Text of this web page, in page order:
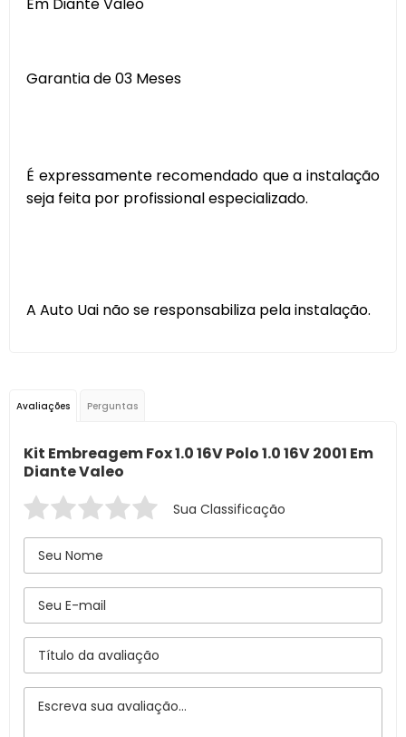
Garantia de 03 Meses
É expressamente recomendado que a instalação
seja feita por profissional especializado.
A Auto Uai não se responsabiliza pela instalação.
Avaliações Perguntas
Kit Embreagem Fox 1.0 16V Polo 1.0 16V 2001 Em
Diante Valeo
Sua Classificação